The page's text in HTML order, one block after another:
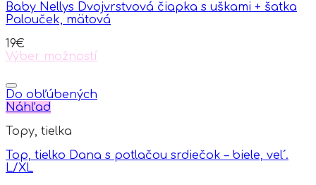
Baby Nellys Dvojvrstvová čiapka s uškami + šatka
Palouček, mätová
19€
Výber možností
product
has
multiple
The
may
be
Do obľúbených
Náhľad
Topy, tielka
Top, tielko Dana s potlačou srdiečok – biele, vel´.
L/XL